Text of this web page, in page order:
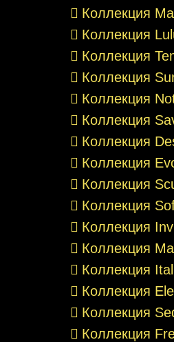
Коллекция
Коллекция
Коллекция
Коллекция
Коллекция
Коллекция
Коллекция
Коллекция
Коллекция
Коллекция
Коллекция
Коллекция
Коллекция
Коллекция
Коллекция
Коллекция